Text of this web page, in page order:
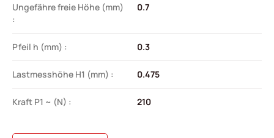
Ungefähre freie Höhe (mm)
:
0.7
Pfeil h (mm) : 0.3
Lastmesshöhe H1 (mm) : 0.475
Kraft P1 ~ (N) : 210